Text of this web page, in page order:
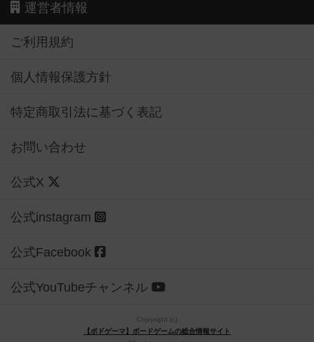
運営者情報
ご利用規約
個人情報保護方針
特定商取引法に基づく表記
お問い合わせ
公式X
公式instagram
公式Facebook
公式YouTubeチャンネル
Copyright (c)
【ボドゲーマ】ボードゲームの総合情報サイト